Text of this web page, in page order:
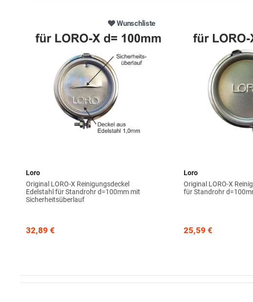
Wunschliste
Loro
Original LORO-X Reinigungsdeckel
Edelstahl für Standrohr d=100mm mit
Sicherheitsüberlauf
32,89 €
Loro
Original LORO-X
für Standrohr
25,59 €